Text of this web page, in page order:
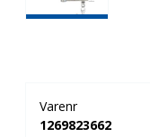
Varenr
1269823662